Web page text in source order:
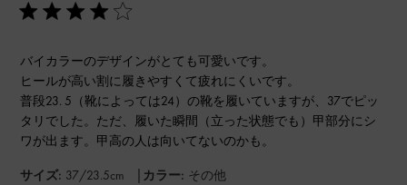
バイカラーのデザインがとても可愛いです。
ヒールが高い割に履きやすくて疲れにくいです。
普段23. 5（靴によっては24）の靴を履いていますが、37でピッ
タリでした。ただ、履いた瞬間（立った状態でも）甲部分にシ
ワが出ます。甲高の人は向いてないのかも。
サイズ: 37/23.5cm | カラー: その他